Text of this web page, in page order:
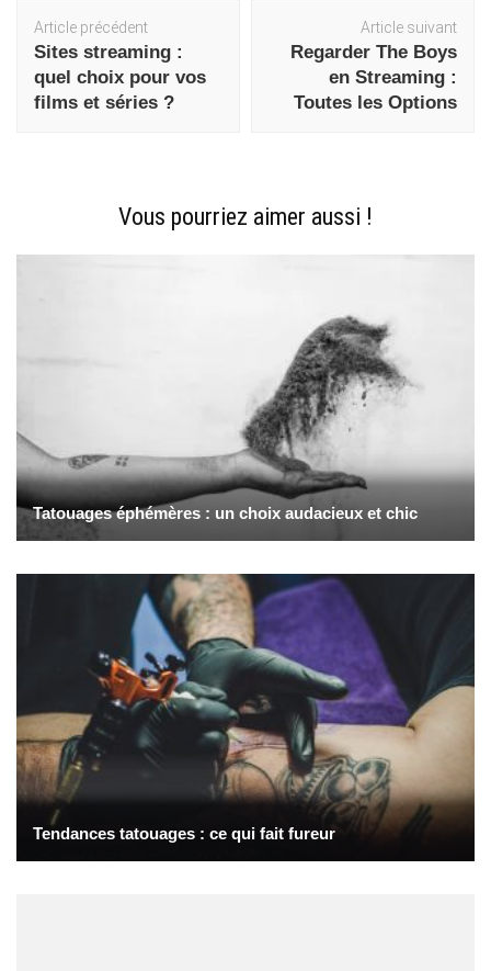
Navigation
d'article
Article précédent
Sites streaming :
quel choix pour vos
films et séries ?
Article suivant
Regarder The Boys
en Streaming :
Toutes les Options
Vous pourriez aimer aussi !
Tatouages éphémères : un choix audacieux et chic
Tendances tatouages : ce qui fait fureur